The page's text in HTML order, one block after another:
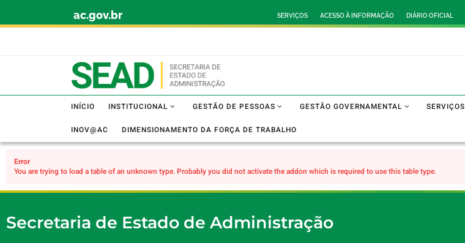
ac.gov.br SERVIÇOS ACESSO À INFORMAÇÃO DIÁRIO OFICIAL
INÍCIO INSTITUCIONAL GESTÃO DE PESSOAS GESTÃO GOVERNAMENTAL SERVIÇOS
INOV@AC DIMENSIONAMENTO DA FORÇA DE TRABALHO
Error
You are trying to load a table of an unknown type. Probably you did not activate the addon which is required to use this table type.
Secretaria de Estado de Administração